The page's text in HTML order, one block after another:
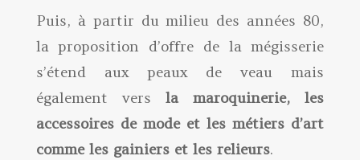
Puis, à partir du milieu des années 80,
la proposition d’offre de la mégisserie
s’étend aux peaux de veau mais
également vers la maroquinerie, les
accessoires de mode et les métiers d’art
comme les gainiers et les relieurs.